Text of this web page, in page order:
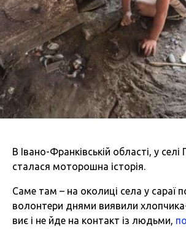
В Івано-Франківській області, у селі
сталася моторошна історія.
Саме там – на околиці села у сараї
волонтери днями виявили
виє і не йде на контакт із людьми,